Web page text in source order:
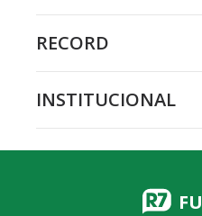
RECORD
INSTITUCIONAL